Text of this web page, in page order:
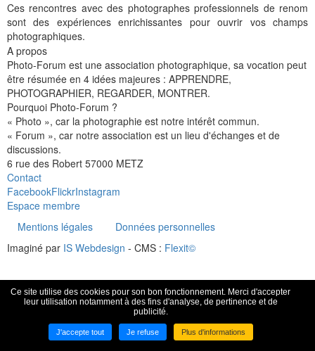
Ces rencontres avec des photographes professionnels de renom
sont des expériences enrichissantes pour ouvrir vos champs
photographiques.
A propos
Photo-Forum est une association photographique, sa vocation peut
être résumée en 4 idées majeures : APPRENDRE,
PHOTOGRAPHIER, REGARDER, MONTRER.
Pourquoi Photo-Forum ?
« Photo », car la photographie est notre intérêt commun.
« Forum », car notre association est un lieu d'échanges et de
discussions.
6 rue des Robert 57000 METZ
Contact
FacebookFlickrInstagram
Espace membre
Mentions légales
Données personnelles
Imaginé par IS Webdesign - CMS : Flexit©
Ce site utilise des cookies pour son bon fonctionnement. Merci d'accepter
leur utilisation notamment à des fins d'analyse, de pertinence et de
publicité.
J'accepte tout Je refuse Plus d'informations